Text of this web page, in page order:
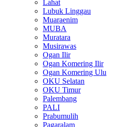
Lahat
Lubuk Linggau
Muaraenim
MUBA
Muratara
Musirawas
Ogan Ilir
Ogan Komering Ilir
Ogan Komering Ulu
OKU Selatan
OKU Timur
Palembang
PALI
Prabumulih
Pagaralam